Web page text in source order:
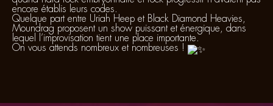
encore établis leurs codes.
Quelque part entre Uriah Heep et Black Diamond Heavies,
Moundrag proposent un show puissant et énergique, dans
lequel l’improvisation tient une place importante.
On vous attends nombreux et nombreuses !